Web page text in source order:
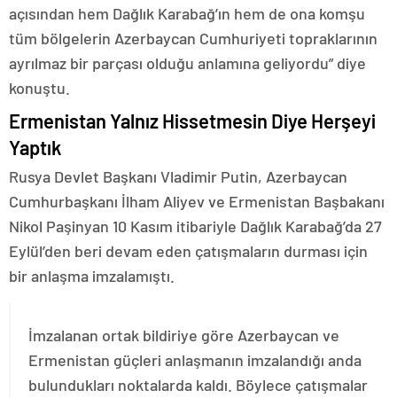
açısından hem Dağlık Karabağ’ın hem de ona komşu
tüm bölgelerin Azerbaycan Cumhuriyeti topraklarının
ayrılmaz bir parçası olduğu anlamına geliyordu” diye
konuştu.
Ermenistan Yalnız Hissetmesin Diye Herşeyi
Yaptık
Rusya Devlet Başkanı Vladimir Putin, Azerbaycan
Cumhurbaşkanı İlham Aliyev ve Ermenistan Başbakanı
Nikol Paşinyan 10 Kasım itibariyle Dağlık Karabağ’da 27
Eylül’den beri devam eden çatışmaların durması için
bir anlaşma imzalamıştı.
İmzalanan ortak bildiriye göre Azerbaycan ve
Ermenistan güçleri anlaşmanın imzalandığı anda
bulundukları noktalarda kaldı. Böylece çatışmalar